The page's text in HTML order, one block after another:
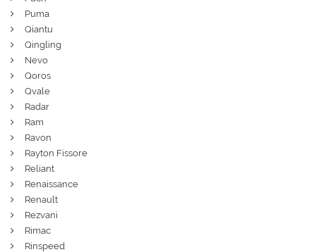
Puma
Qiantu
Qingling
Nevo
Qoros
Qvale
Radar
Ram
Ravon
Rayton Fissore
Reliant
Renaissance
Renault
Rezvani
Rimac
Rinspeed